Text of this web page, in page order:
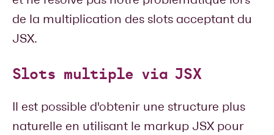
de la multiplication des slots acceptant du
JSX.
Slots multiple via JSX
Il est possible d'obtenir une structure plus
naturelle en utilisant le markup JSX pour